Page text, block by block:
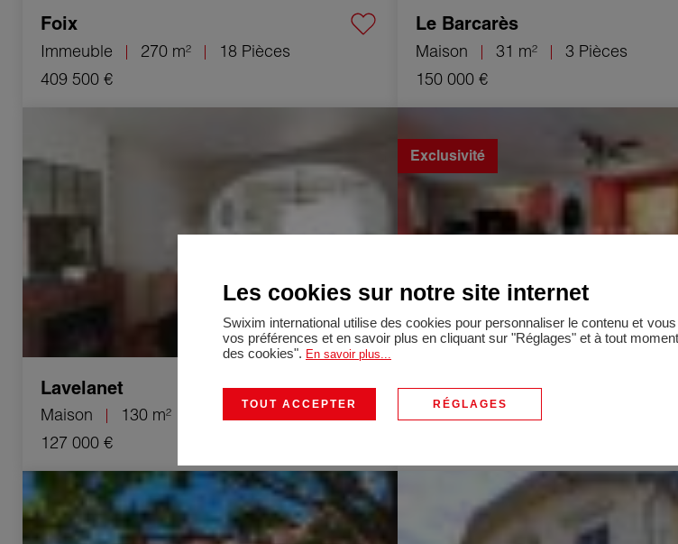
Foix
Immeuble 270 m²
18 Pièces
409 500 €
Le Barcarès
Maison 31 m²
3 Pièces
150 000 €
Lavelanet
Maison 130 m²
7 Pièces
127 000 €
Exclusivité
Laroque-d'Olmes
Maison 192 m²
Vente Maison Foix 8 Pièces 280 m² Vente Maison Lavelanet 9 Pièces 92 m²
Les cookies sur notre site internet
Swixim international utilise des cookies pour personnaliser le contenu et
vos préférences et en savoir plus en cliquant sur "Réglages" et à tout
des cookies". En savoir plus...
TOUT ACCEPTER RÉGLAGES